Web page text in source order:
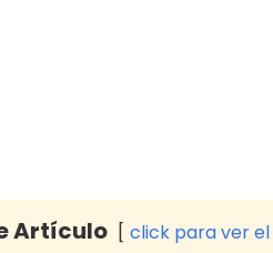
Artículo click para ver